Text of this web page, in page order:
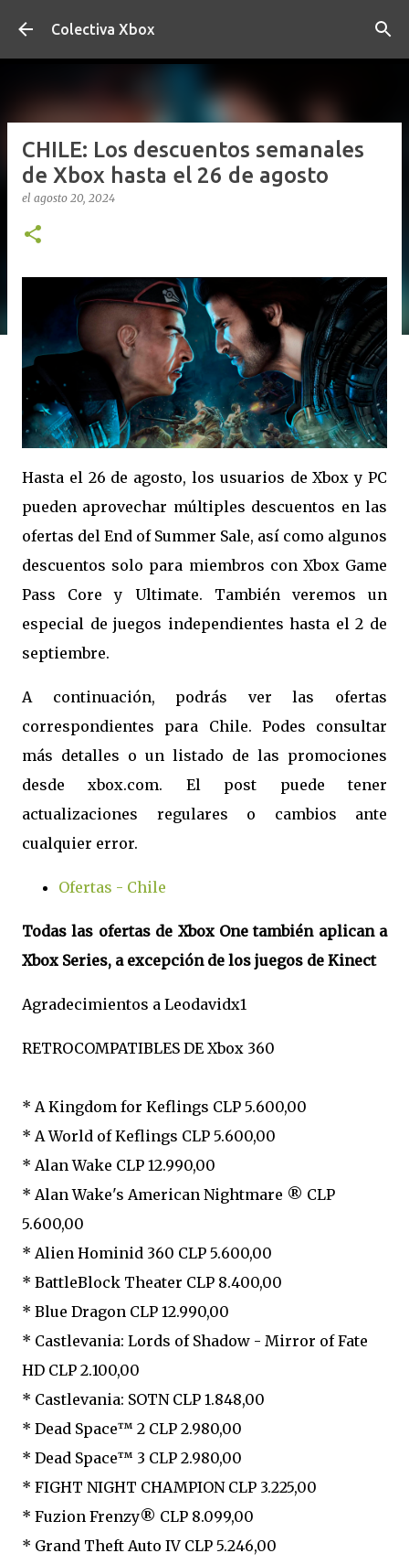
Ir al contenido principal
Colectiva Xbox
CHILE: Los descuentos semanales
de Xbox hasta el 26 de agosto
el agosto 20, 2024
Hasta el 26 de agosto, los usuarios de Xbox y PC
pueden aprovechar múltiples descuentos en las
ofertas del End of Summer Sale, así como algunos
descuentos solo para miembros con Xbox Game
Pass Core y Ultimate. También veremos un
especial de juegos independientes hasta el 2 de
septiembre.
A continuación, podrás ver las ofertas
correspondientes para Chile. Podes consultar
más detalles o un listado de las promociones
desde xbox.com. El post puede tener
actualizaciones regulares o cambios ante
cualquier error.
Ofertas - Chile
Todas las ofertas de Xbox One también aplican a
Xbox Series, a excepción de los juegos de Kinect
Agradecimientos a Leodavidx1
RETROCOMPATIBLES DE Xbox 360
* A Kingdom for Keflings CLP 5.600,00
* A World of Keflings CLP 5.600,00
* Alan Wake CLP 12.990,00
* Alan Wake's American Nightmare ® CLP
5.600,00
* Alien Hominid 360 CLP 5.600,00
* BattleBlock Theater CLP 8.400,00
* Blue Dragon CLP 12.990,00
* Castlevania: Lords of Shadow - Mirror of Fate
HD CLP 2.100,00
* Castlevania: SOTN CLP 1.848,00
* Dead Space™ 2 CLP 2.980,00
* Dead Space™ 3 CLP 2.980,00
* FIGHT NIGHT CHAMPION CLP 3.225,00
* Fuzion Frenzy® CLP 8.099,00
* Grand Theft Auto IV CLP 5.246,00